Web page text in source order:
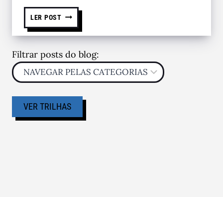
LER POST
Filtrar posts do blog:
VER TRILHAS